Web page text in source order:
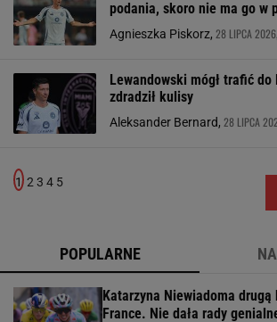
podania, skoro nie ma go w
Agnieszka Piskorz, 28 LIPCA
Lewandowski mógł trafić do
zdradził kulisy
Aleksander Bernard, 28 LIPCA
1 2 3 4 5
POPULARNE
Katarzyna Niewiadoma drugą
France. Nie dała rady